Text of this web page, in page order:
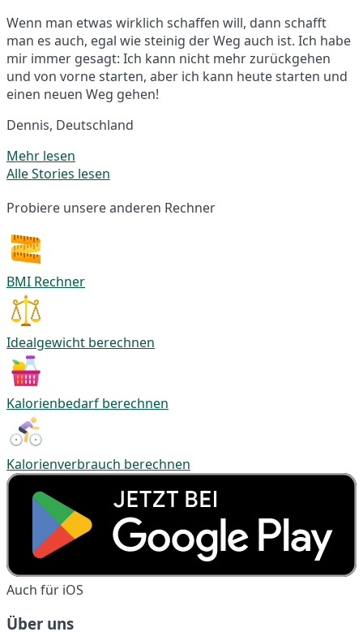
Wenn man etwas wirklich schaffen will, dann schafft
man es auch, egal wie steinig der Weg auch ist. Ich habe
mir immer gesagt: Ich kann nicht mehr zurückgehen
und von vorne starten, aber ich kann heute starten und
einen neuen Weg gehen!
Dennis, Deutschland
Mehr lesen
Alle Stories lesen
Probiere unsere anderen Rechner
BMI Rechner
Idealgewicht berechnen
Kalorienbedarf berechnen
Kalorienverbrauch berechnen
Auch für iOS
Über uns